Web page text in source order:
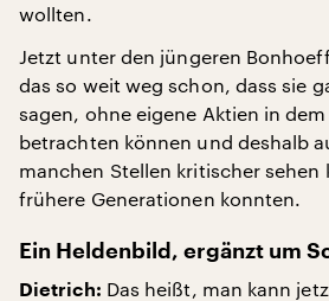
wollten.
Jetzt unter den jüngeren
das so weit weg schon, dass sie
sagen, ohne eigene Aktien in dem
betrachten können und deshalb
manchen Stellen kritischer sehen
frühere Generationen konnten.
Ein Heldenbild, ergänzt um
Dietrich: Das heißt, man kann